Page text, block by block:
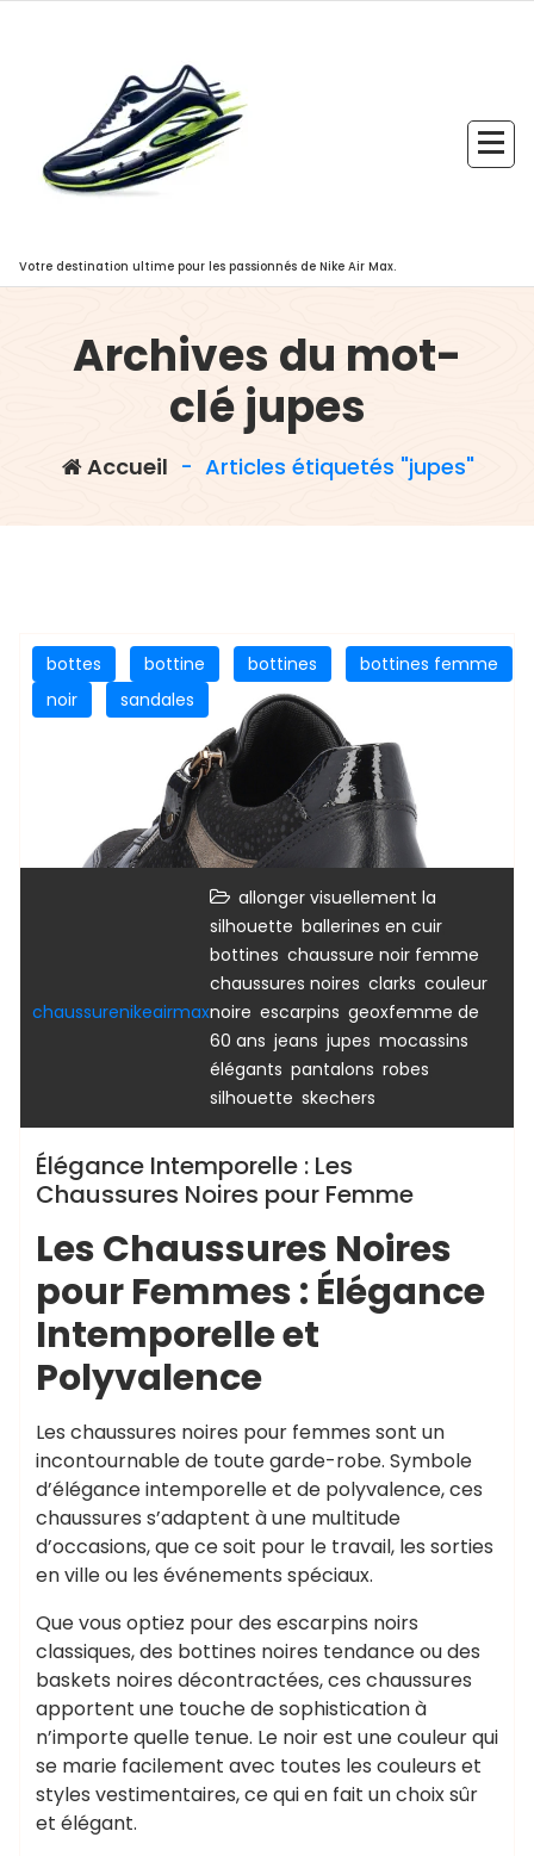
Votre destination ultime pour les passionnés de Nike Air Max.
Archives du mot-
clé jupes
Accueil - Articles étiquetés "jupes"
bottes bottine bottines
bottines femme
noir
sandales
chaussurenikeairmax
allonger visuellement la
silhouette ballerines en cuir
bottines chaussure noir femme
chaussures noires clarks couleur
noire escarpins geoxfemme de
60 ans jeans jupes mocassins
élégants pantalons robes
silhouette skechers
Élégance Intemporelle : Les
Chaussures Noires pour Femme
Les Chaussures Noires
pour Femmes : Élégance
Intemporelle et
Polyvalence
Les chaussures noires pour femmes sont un
incontournable de toute garde-robe. Symbole
d’élégance intemporelle et de polyvalence, ces
chaussures s’adaptent à une multitude
d’occasions, que ce soit pour le travail, les sorties
en ville ou les événements spéciaux.
Que vous optiez pour des escarpins noirs
classiques, des bottines noires tendance ou des
baskets noires décontractées, ces chaussures
apportent une touche de sophistication à
n’importe quelle tenue. Le noir est une couleur qui
se marie facilement avec toutes les couleurs et
styles vestimentaires, ce qui en fait un choix sûr
et élégant.